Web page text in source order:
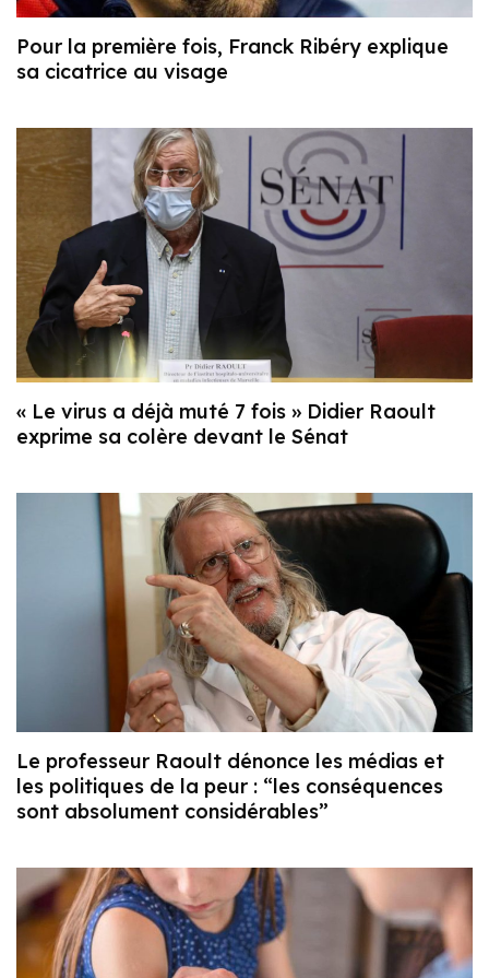
Pour la première fois, Franck Ribéry explique
sa cicatrice au visage
« Le virus a déjà muté 7 fois » Didier Raoult
exprime sa colère devant le Sénat
Le professeur Raoult dénonce les médias et
les politiques de la peur : “les conséquences
sont absolument considérables”